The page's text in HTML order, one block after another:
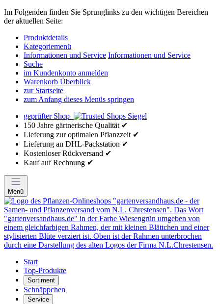
Im Folgenden finden Sie Sprunglinks zu den wichtigen Bereichen
der aktuellen Seite:
Produktdetails
Kategoriemenü
Informationen und Service Informationen und Service
Suche
im Kundenkonto anmelden
Warenkorb Überblick
zur Startseite
zum Anfang dieses Menüs springen
geprüfter Shop
150 Jahre gärtnerische Qualität ✔
Lieferung zur optimalen Pflanzzeit ✔
Lieferung an DHL-Packstation ✔
Kostenloser Rückversand ✔
Kauf auf Rechnung ✔
Menü
Start
Top-Produkte
Sortiment
Schnäppchen
Service